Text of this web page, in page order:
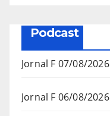
Podcast
Jornal F 07/08/2026
Jornal F 06/08/2026